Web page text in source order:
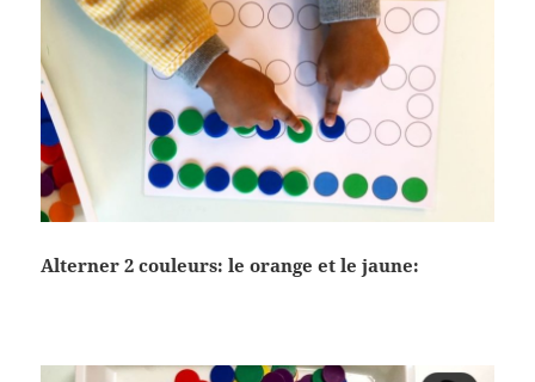
Alterner 2 couleurs: le orange et le jaune: